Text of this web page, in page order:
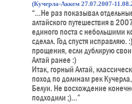
(Кучерла-Аккем 27.07.2007-
“...Не раз показывал
алтайского путешествия в
единого поста с небольшими
сделал. Год спустя
прощения, если дублирую
Алтай ранее :)
Итак, горный Алтай,
поход по долинам рек
Белуи. Не восхождение
подходили ;)...”